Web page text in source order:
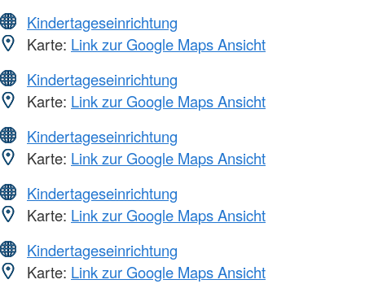
Kindertageseinrichtung
Karte: Link zur Google Maps Ansicht
Kindertageseinrichtung
Karte: Link zur Google Maps Ansicht
Kindertageseinrichtung
Karte: Link zur Google Maps Ansicht
Kindertageseinrichtung
Karte: Link zur Google Maps Ansicht
Kindertageseinrichtung
Karte: Link zur Google Maps Ansicht